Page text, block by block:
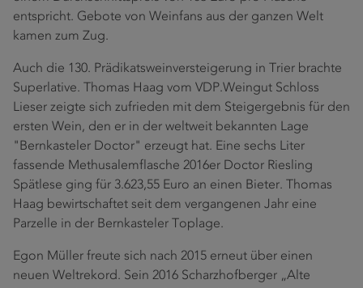
entspricht. Gebote von Weinfans aus der ganzen Welt
kamen zum Zug.
Auch die 130. Prädikatsweinversteigerung in Trier brachte
Superlative. Thomas Haag vom VDP.Weingut Schloss
Lieser zeigte sich zufrieden mit dem Steigergebnis für den
ersten Wein, den er in der weltweit bekannten Lage
"Bernkasteler Doctor" erzeugt hat. Eine sechs Liter
fassende Methusalemflasche 2016er Doctor Riesling
Spätlese ging für 3.623,55 Euro an einen Bieter. Thomas
Haag bewirtschaftet seit dem vergangenen Jahr eine
Parzelle in der Bernkasteler Toplage.
Egon Müller freute sich nach 2015 erneut über einen
neuen Weltrekord. Sein 2016 Scharzhofberger „Alte